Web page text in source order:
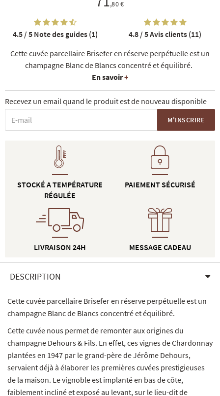
NOS COFFRETS DÉCOUVERTES NOS MEILLEURES VENTES
Cette cuvée parcellaire Brisefer en réserve perpétuelle est un
champagne Blanc de Blancs concentré et équilibré.
En savoir+
,80 €
4.5 / 5Note des guides (1) 4.8 / 5Avis clients (11)
Recevez un email quand le produit est de nouveau disponible
M'INSCRIRE
STOCKÉ A TEMPÉRATURE
RÉGULÉE
LIVRAISON 24H
PAIEMENT SÉCURISÉ
MESSAGE CADEAU
DESCRIPTION
Cette cuvée parcellaire Brisefer en réserve perpétuelle est un
champagne Blanc de Blancs concentré et équilibré.
Cette cuvée nous permet de remonter aux origines du
champagne Dehours & Fils. En effet, ces vignes de Chardonnay
plantées en 1947 par le grand-père de Jérôme Dehours,
servaient déjà à élaborer les premières cuvées prestigieuses
de la maison. Le vignoble est implanté en bas de côte,
faiblement incliné et exposé au levant, sur le lieu-dit de